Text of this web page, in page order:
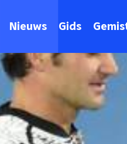
Nieuws Gids